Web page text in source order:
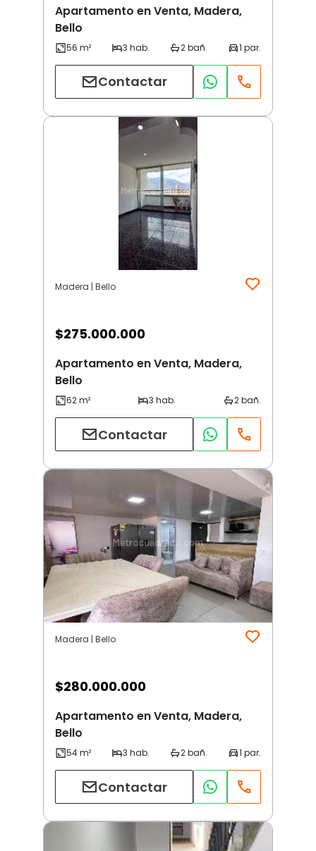
Apartamento en Venta, Madera,
Bello
Contactar
Madera | Bello
$275.000.000
Apartamento en Venta, Madera,
Bello
Contactar
Madera | Bello
$280.000.000
Apartamento en Venta, Madera,
Bello
Contactar